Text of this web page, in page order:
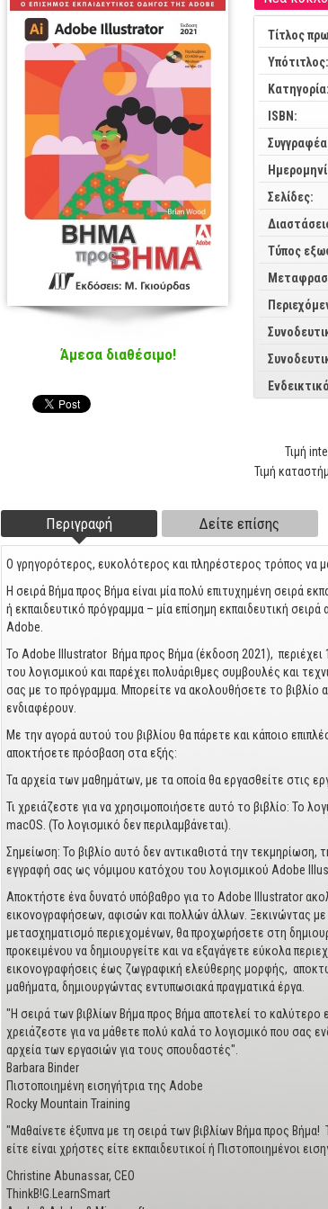
Άμεσα διαθέσιμο!
Τίτλος
Υπότιτλος:
Κατηγορία:
ISBN:
Σελίδες:
Τύπος
Τιμή
Τιμή
Footer tabs
Περιγραφή
καρτέλα)
Δείτε επίσης
Ο γρηγορότερος, ευκολότερος και πληρέστερος τρόπος να
Η σειρά Βήμα προς Βήμα είναι μία πολύ επιτυχημένη σειρά
ή εκπαιδευτικό πρόγραμμα – μία επίσημη εκπαιδευτική
Adobe.
Το Adobe Illustrator Βήμα προς Βήμα (έκδοση 2021), περιέχει
του λογισμικού και παρέχει πολυάριθμες συμβουλές και
σας με το πρόγραμμα. Μπορείτε να ακολουθήσετε το βιβλίο
ενδιαφέρουν.
Με την αγορά αυτού του βιβλίου θα πάρετε και κάποιο
αποκτήσετε πρόσβαση στα εξής:
Τα αρχεία των μαθημάτων, με τα οποία θα εργασθείτε στις
Τι χρειάζεστε για να χρησιμοποιήσετε αυτό το βιβλίο: Το
macOS. (Το λογισμικό δεν περιλαμβάνεται).
Σημείωση: Το βιβλίο αυτό δεν αντικαθιστά την
εγγραφή σας ως νόμιμου κατόχου του λογισμικού Adobe
Αποκτήστε ένα δυνατό υπόβαθρο για το Adobe Illustrator
εικονογραφήσεων, αφισών και πολλών άλλων. Ξεκινώντας
μετασχηματισμό περιεχομένων, θα προχωρήσετε στη
προκειμένου να δημιουργείτε και να εξαγάγετε εύκολα
εικονογραφήσεις έως ζωγραφική ελεύθερης μορφής,
μαθήματα, δημιουργώντας εντυπωσιακά πραγματικά έργα.
"Η σειρά των βιβλίων Βήμα προς Βήμα αποτελεί το καλύτερο
χρειάζεστε για να μάθετε πολύ καλά το λογισμικό που σας
αρχεία των εργασιών για τους σπουδαστές".
Barbara Binder
Πιστοποιημένη εισηγήτρια της Adobe
Rocky Mountain Training
"Μαθαίνετε έξυπνα με τη σειρά των βιβλίων Βήμα προς
είτε είναι χρήστες είτε εκπαιδευτικοί ή Πιστοποιημένοι
Christine Abunassar, CEO
ThinkB!G.LearnSmart